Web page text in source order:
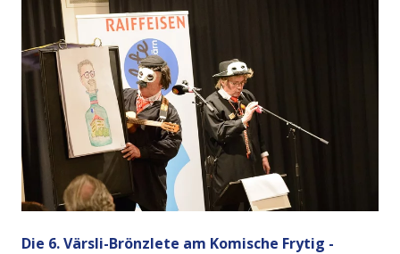
Die 6. Värsli-Brönzlete am Komische Frytig -